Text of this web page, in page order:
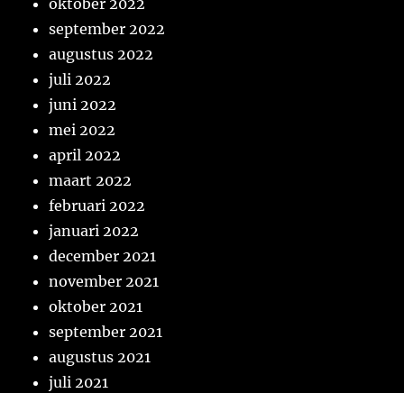
september 2022
augustus 2022
juli 2022
juni 2022
mei 2022
april 2022
maart 2022
februari 2022
januari 2022
december 2021
november 2021
oktober 2021
september 2021
augustus 2021
juli 2021